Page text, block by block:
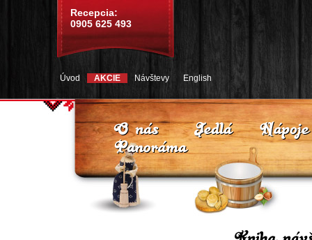
Recepcia:
0905 625 493
Úvod AKCIE Návštevy English